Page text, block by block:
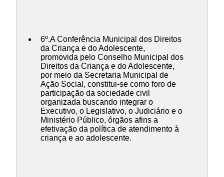
6º.A Conferência Municipal dos Direitos
da Criança e do Adolescente,
promovida pelo Conselho Municipal dos
Direitos da Criança e do Adolescente,
por meio da Secretaria Municipal de
Ação Social, constitui-se como foro de
participação da sociedade civil
organizada buscando integrar o
Executivo, o Legislativo, o Judiciário e o
Ministério Público, órgãos afins a
efetivação da política de atendimento à
criança e ao adolescente.